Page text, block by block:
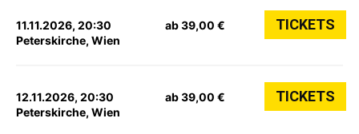
11.11.2026, 20:30
Peterskirche, Wien
ab 39,00 € TICKETS
12.11.2026, 20:30
Peterskirche, Wien
ab 39,00 € TICKETS